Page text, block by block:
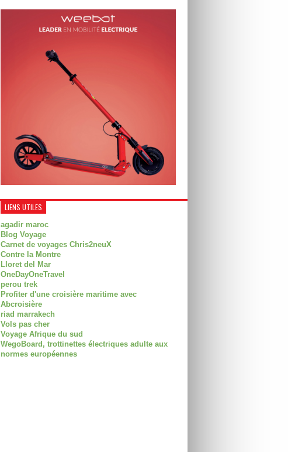
LIENS UTILES
agadir maroc
Blog Voyage
Carnet de voyages Chris2neuX
Contre la Montre
Lloret del Mar
OneDayOneTravel
perou trek
Profiter d'une croisière maritime avec
Abcroisière
riad marrakech
Vols pas cher
Voyage Afrique du sud
WegoBoard, trottinettes électriques adulte aux
normes européennes